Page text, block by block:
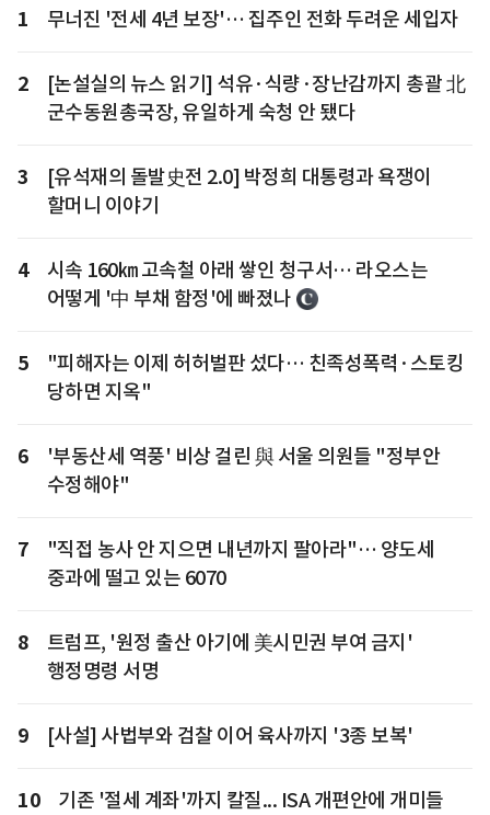
1 무너진 '전세 4년 보장'… 집주인 전화 두려운 세입자
2
[논설실의 뉴스 읽기] 석유·식량·장난감까지 총괄 北
군수동원총국장, 유일하게 숙청 안 됐다
3
[유석재의 돌발史전 2.0] 박정희 대통령과 욕쟁이
할머니 이야기
4
시속 160㎞ 고속철 아래 쌓인 청구서… 라오스는
어떻게 '中 부채 함정'에 빠졌나
5
"피해자는 이제 허허벌판 섰다… 친족성폭력·스토킹
당하면 지옥"
6
'부동산세 역풍' 비상 걸린 與 서울 의원들 "정부안
수정해야"
7
"직접 농사 안 지으면 내년까지 팔아라"… 양도세
중과에 떨고 있는 6070
8
트럼프, '원정 출산 아기에 美시민권 부여 금지'
행정명령 서명
9 [사설] 사법부와 검찰 이어 육사까지 '3종 보복'
10
기존 '절세 계좌'까지 칼질... ISA 개편안에 개미들